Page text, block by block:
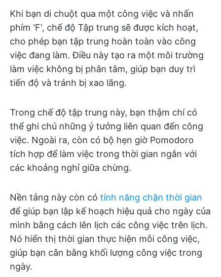
Khi bạn di chuột qua một công việc và nhấn
phím 'F', chế độ Tập trung sẽ được kích hoạt,
cho phép bạn tập trung hoàn toàn vào công
việc đang làm. Điều này tạo ra một môi trường
làm việc không bị phân tâm, giúp bạn duy trì
tiến độ và tránh bị xao lãng.
Trong chế độ tập trung này, bạn thậm chí có
thể ghi chú những ý tưởng liên quan đến công
việc. Ngoài ra, còn có bộ hẹn giờ Pomodoro
tích hợp để làm việc trong thời gian ngắn với
các khoảng nghỉ giữa chừng.
Nền tảng này còn có tính năng chặn thời gian
để giúp bạn lập kế hoạch hiệu quả cho ngày của
mình bằng cách lên lịch các công việc trên lịch.
Nó hiển thị thời gian thực hiện mỗi công việc,
giúp bạn cân bằng khối lượng công việc trong
ngày.